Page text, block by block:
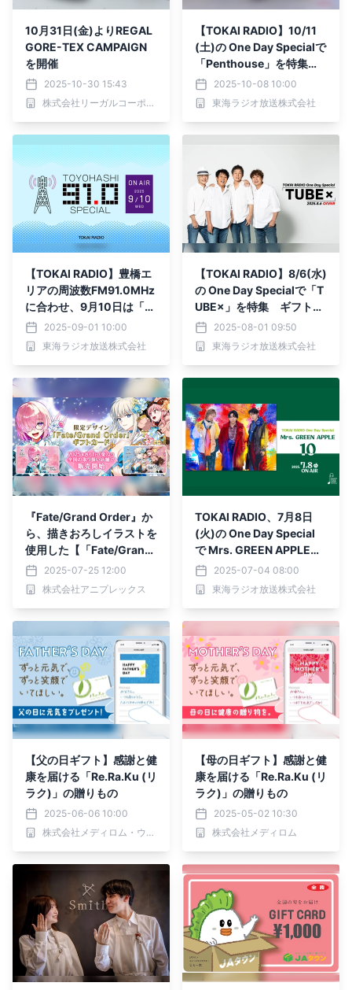
10月31日(金)よりREGAL
GORE-TEX CAMPAIGN
を開催
2025-10-30 15:43
株式会社リーガルコーポレーション
【TOKAI RADIO】10/11
(土)の One Day Specialで
「Penthouse」を特集
ギフトカード等が抽選で当
たる
2025-10-08 10:00
東海ラジオ放送株式会社
【TOKAI RADIO】豊橋エ
リアの周波数FM91.0MHz
に合わせ、9月10日は「T
OYOHASHI SPECIAL」
2025-09-01 10:00
東海ラジオ放送株式会社
【TOKAI RADIO】8/6(水)
の One Day Specialで「T
UBE×」を特集 ギフトカ
ード等が抽選で当たる
2025-08-01 09:50
東海ラジオ放送株式会社
『Fate/Grand Order』か
ら、描きおろしイラストを
使用した【「Fate/Grand
Order」ギフトカード】が
発売決定！8月1日より全
国小売店にて販売開始！
2025-07-25 12:00
株式会社アニプレックス
TOKAI RADIO、7月8日
(火)の One Day Special
で Mrs. GREEN APPLE
「10」を特集 ギフトカ
ードのプレゼントも
2025-07-04 08:00
東海ラジオ放送株式会社
【父の日ギフト】感謝と健
康を届ける「Re.Ra.Ku (リ
ラク)」の贈りもの
2025-06-06 10:00
株式会社メディロム・ウェルネス
【母の日ギフト】感謝と健
康を届ける「Re.Ra.Ku (リ
ラク)」の贈りもの
2025-05-02 10:30
株式会社メディロム